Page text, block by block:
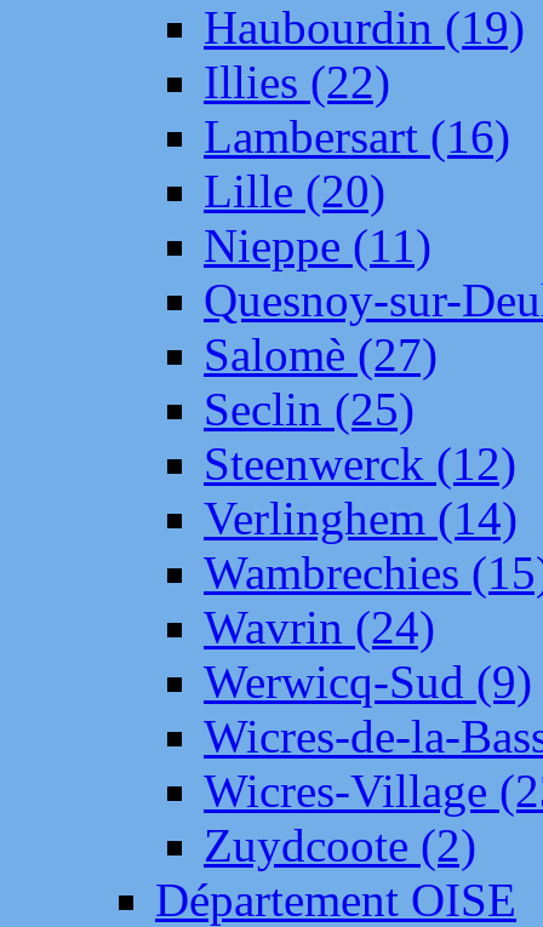
Haubourdin (19)
Illies (22)
Lambersart (16)
Lille (20)
Nieppe (11)
Quesnoy-sur-
Salomè (27)
Seclin (25)
Steenwerck (12)
Verlinghem (14)
Wambrechies
Wavrin (24)
Werwicq-Sud (9)
Wicres-de-la-
Wicres-Village
Zuydcoote (2)
Département OISE